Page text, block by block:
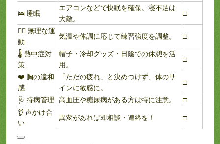
🛌 睡眠
エアコンなどで快眠を確保。寝不足は
大敵。
□
🧘‍♂️ 無理な運
動
気温や体調に応じて練習強度を調整。 □
🌡 熱中症対
策
帽子・冷却グッズ・日陰での休憩を活
用。
□
❤️ 胸の違和
感
「ただの疲れ」と決めつけず、体のサ
インに敏感に。
□
🩺 持病管理 高血圧や糖尿病がある方は特に注意。
□
👂 声かけ合
い
異変があれば即相談・連絡を！ □